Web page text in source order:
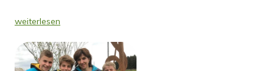
weiterlesen